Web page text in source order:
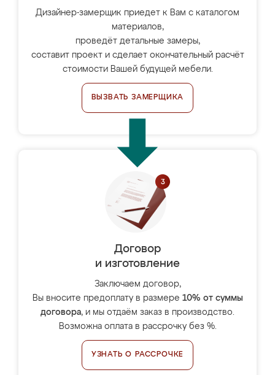
Дизайнер-замерщик приедет к Вам с каталогом
материалов,
проведёт детальные замеры,
составит проект и сделает окончательный расчёт
стоимости Вашей будущей мебели.
ВЫЗВАТЬ ЗАМЕРЩИКА
Договор
и изготовление
Заключаем договор,
Вы вносите предоплату в размере 10% от суммы
договора, и мы отдаём заказ в производство.
Возможна оплата в рассрочку без %.
УЗНАТЬ О РАССРОЧКЕ